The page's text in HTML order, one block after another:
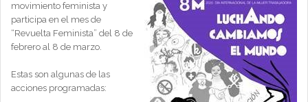
movimiento feminista y
participa en el mes de
“Revuelta Feminista” del 8 de
febrero al 8 de marzo.
Estas son algunas de las
acciones programadas: